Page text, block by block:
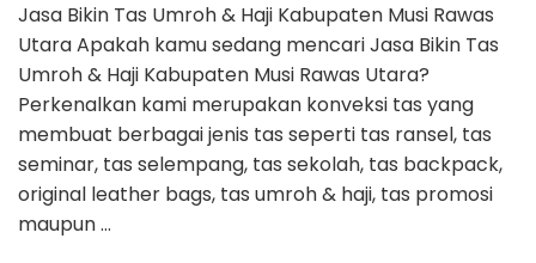
Jasa Bikin Tas Umroh & Haji Kabupaten Musi Rawas
Utara Apakah kamu sedang mencari Jasa Bikin Tas
Umroh & Haji Kabupaten Musi Rawas Utara?
Perkenalkan kami merupakan konveksi tas yang
membuat berbagai jenis tas seperti tas ransel, tas
seminar, tas selempang, tas sekolah, tas backpack,
original leather bags, tas umroh & haji, tas promosi
maupun …